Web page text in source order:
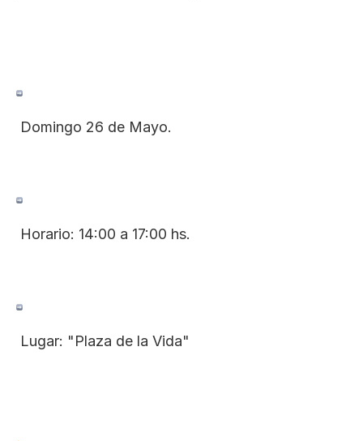
Domingo 26 de Mayo.
Horario: 14:00 a 17:00 hs.
Lugar: "Plaza de la Vida"